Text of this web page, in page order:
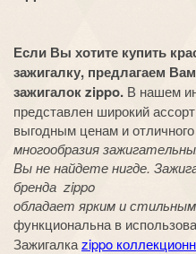
Если Вы хотите купить
зажигалку, предлагаем
зажигалок zippo. В нашем
представлен широкий
выгодным ценам и отличного
многообразия
Вы не найдете нигде.
бренда zippo
обладает ярким и
функциональна в
Зажигалкаzippo